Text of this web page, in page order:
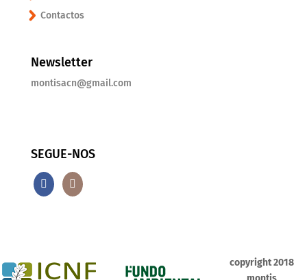
Contactos
Newsletter
montisacn@gmail.com
SEGUE-NOS
copyright 2018